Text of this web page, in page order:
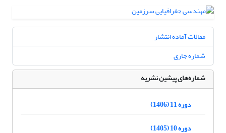
مقالات آماده انتشار
شماره جاری
شماره‌های پیشین نشریه
دوره 11 (1406)
دوره 10 (1405)